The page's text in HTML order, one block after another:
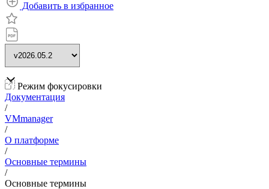
Добавить в избранное
Режим фокусировки
Документация
/
VMmanager
/
О платформе
/
Основные термины
/
Основные термины